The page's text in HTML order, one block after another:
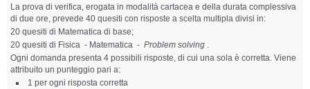
La prova di verifica, erogata in modalità cartacea e della durata complessiva
di due ore, prevede 40 quesiti con risposte a scelta multipla divisi in:
20 quesiti di Matematica di base;
20 quesiti di Fisica - Matematica - Problem solving .
Ogni domanda presenta 4 possibili risposte, di cui una sola è corretta. Viene
attribuito un punteggio pari a:
1 per ogni risposta corretta